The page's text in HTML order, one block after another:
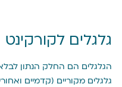
גלגלים לקורקינט
הגלגלים הם החלק הנתון